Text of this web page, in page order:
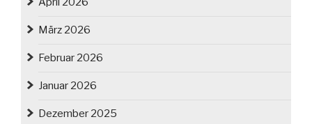
März 2026
Februar 2026
Januar 2026
Dezember 2025